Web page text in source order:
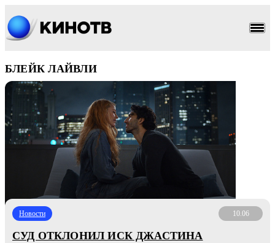
БЛЕЙК ЛАЙВЛИ
Новости 10.06
СУД ОТКЛОНИЛ ИСК ДЖАСТИНА